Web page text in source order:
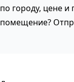
по городу, цене
помещение?